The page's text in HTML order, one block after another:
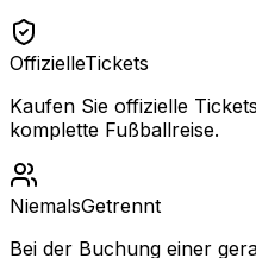
OffizielleTickets
Kaufen Sie offizielle
komplette Fußballreise.
NiemalsGetrennt
Bei der Buchung einer